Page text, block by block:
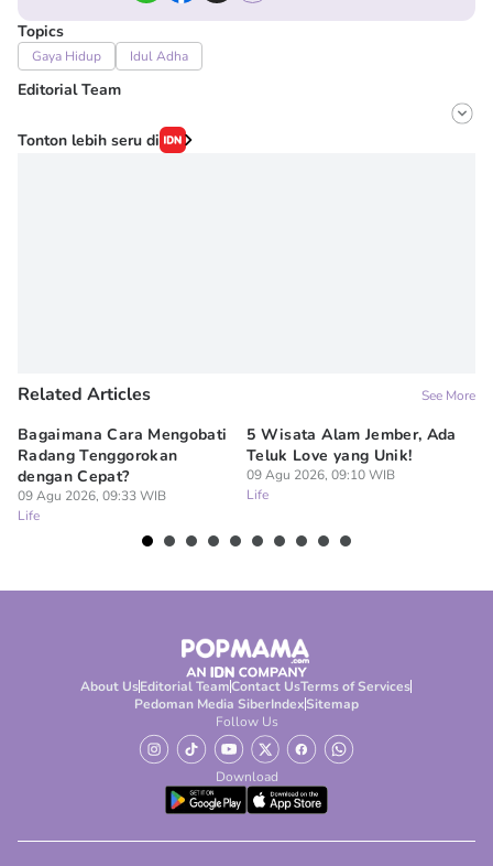
Topics
Gaya Hidup Idul Adha
Editorial Team
Editor
Onic Metheany
Tonton lebih seru di
Related Articles See More
Bagaimana Cara Mengobati
Radang Tenggorokan
dengan Cepat?
09 Agu 2026, 09:33 WIB
Life
5 Wisata Alam Jember, Ada
Teluk Love yang Unik!
09 Agu 2026, 09:10 WIB
Life
About UsEditorial TeamContact UsTerms of Services
Pedoman Media SiberIndexSitemap
Follow Us
Download